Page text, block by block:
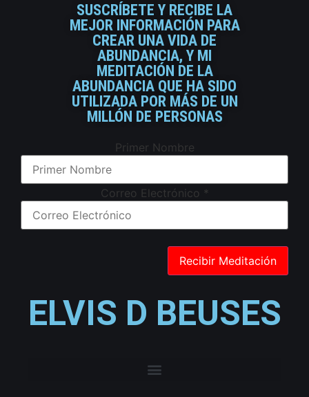
SUSCRÍBETE Y RECIBE LA
MEJOR INFORMACIÓN PARA
CREAR UNA VIDA DE
ABUNDANCIA, Y MI
MEDITACIÓN DE LA
ABUNDANCIA QUE HA SIDO
UTILIZADA POR MÁS DE UN
MILLÓN DE PERSONAS
Primer Nombre
Correo Electrónico *
ELVIS D BEUSES